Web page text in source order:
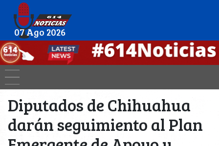
07 Ago 2026
Diputados de Chihuahua
darán seguimiento al Plan